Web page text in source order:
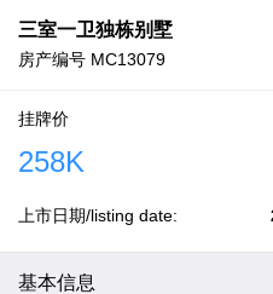
三室一卫独栋别墅
房产编号 MC13079
挂牌价
258K
上市日期/listing date:
基本信息